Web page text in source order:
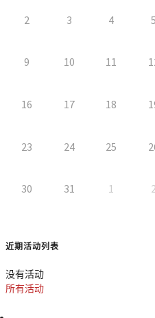
2 3 4 5
9 10 11
16 17 18
23 24 25
30 31 1
近期活动列表
没有活动
所有活动